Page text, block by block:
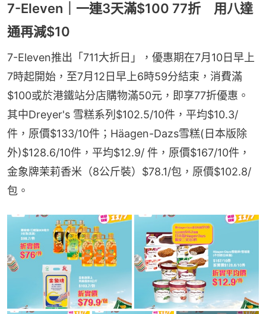
7-Eleven｜一連3天滿$100 77折 用八達
通再減$10
7-Eleven推出「711大折日」，優惠期在7月10日早上
7時起開始，至7月12日早上6時59分結束，消費滿
$100或於港鐵站分店購物滿50元，即享77折優惠。
其中Dreyer's 雪糕系列$102.5/10件，平均$10.3/
件，原價$133/10件；Häagen-Dazs雪糕(日本版除
外)$128.6/10件，平均$12.9/ 件，原價$167/10件，
金象牌茉莉香米（8公斤裝）$78.1/包，原價$102.8/
包。